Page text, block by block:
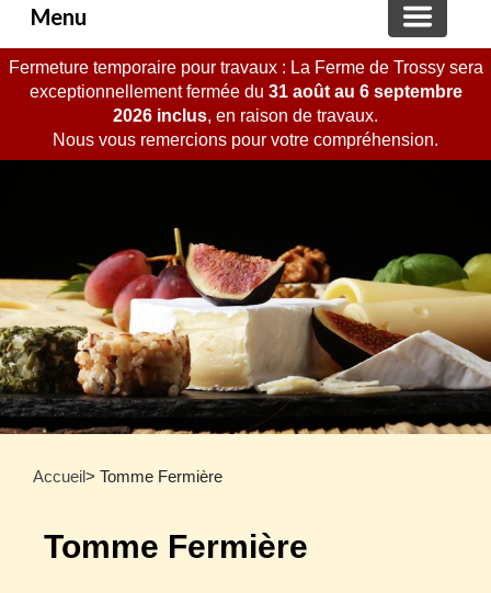
Menu
Fermeture temporaire pour travaux : La Ferme de Trossy sera
exceptionnellement fermée du 31 août au 6 septembre
2026 inclus, en raison de travaux.
Nous vous remercions pour votre compréhension.
Accueil> Tomme Fermière
Tomme Fermière